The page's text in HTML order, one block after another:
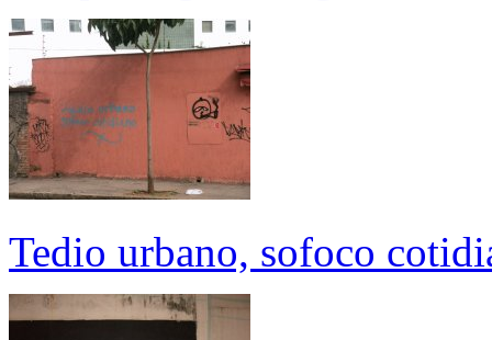
Tedio urbano, sofoco